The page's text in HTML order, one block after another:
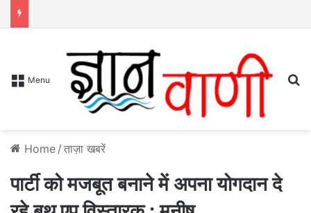
Menu
Home / ताज़ा खबरें
पार्टी को मजबूत बनाने में अपना योगदान दे